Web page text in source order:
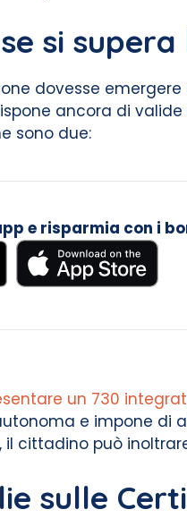
si
dovesse
ancora di valide
sono due:
e risparmia con i
un 730
e impone di
il cittadino può
sulle